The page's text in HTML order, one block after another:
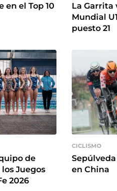
en el Top 10
La Garrita
Mundial
puesto 21
de
Juegos
2026
CICLISMO
en China